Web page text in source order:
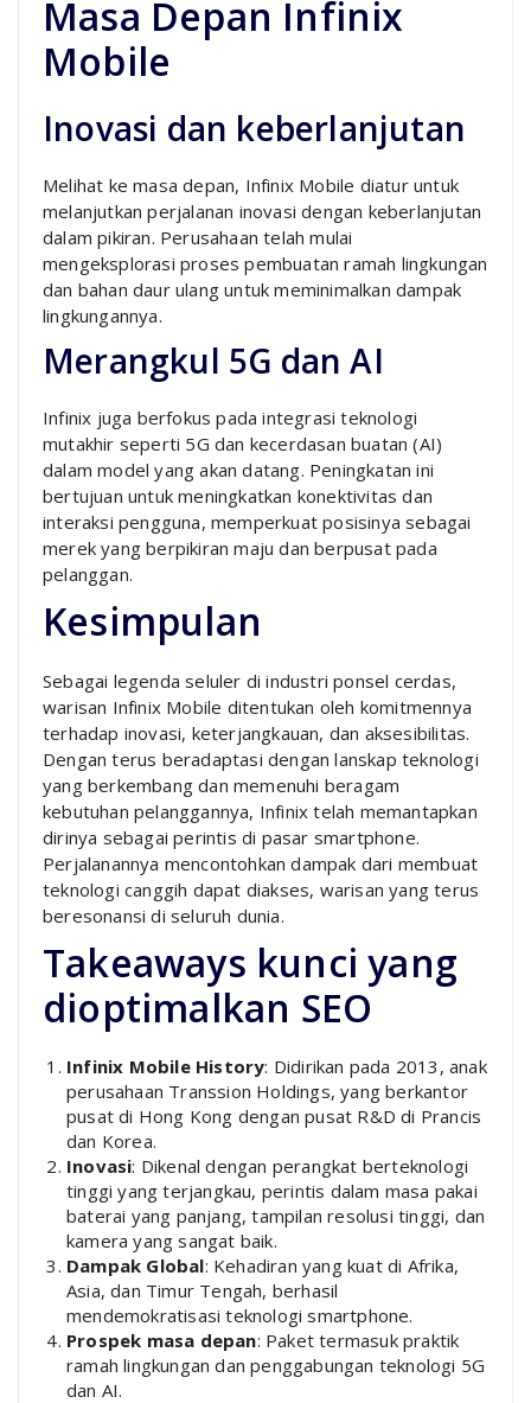
Masa Depan Infinix
Mobile
Inovasi dan keberlanjutan
Melihat ke masa depan, Infinix Mobile diatur untuk
melanjutkan perjalanan inovasi dengan keberlanjutan
dalam pikiran. Perusahaan telah mulai
mengeksplorasi proses pembuatan ramah lingkungan
dan bahan daur ulang untuk meminimalkan dampak
lingkungannya.
Merangkul 5G dan AI
Infinix juga berfokus pada integrasi teknologi
mutakhir seperti 5G dan kecerdasan buatan (AI)
dalam model yang akan datang. Peningkatan ini
bertujuan untuk meningkatkan konektivitas dan
interaksi pengguna, memperkuat posisinya sebagai
merek yang berpikiran maju dan berpusat pada
pelanggan.
Kesimpulan
Sebagai legenda seluler di industri ponsel cerdas,
warisan Infinix Mobile ditentukan oleh komitmennya
terhadap inovasi, keterjangkauan, dan aksesibilitas.
Dengan terus beradaptasi dengan lanskap teknologi
yang berkembang dan memenuhi beragam
kebutuhan pelanggannya, Infinix telah memantapkan
dirinya sebagai perintis di pasar smartphone.
Perjalanannya mencontohkan dampak dari membuat
teknologi canggih dapat diakses, warisan yang terus
beresonansi di seluruh dunia.
Takeaways kunci yang
dioptimalkan SEO
Infinix Mobile History: Didirikan pada 2013, anak
perusahaan Transsion Holdings, yang berkantor
pusat di Hong Kong dengan pusat R&D di Prancis
dan Korea.
Inovasi: Dikenal dengan perangkat berteknologi
tinggi yang terjangkau, perintis dalam masa pakai
baterai yang panjang, tampilan resolusi tinggi, dan
kamera yang sangat baik.
Dampak Global: Kehadiran yang kuat di Afrika,
Asia, dan Timur Tengah, berhasil
mendemokratisasi teknologi smartphone.
Prospek masa depan: Paket termasuk praktik
ramah lingkungan dan penggabungan teknologi 5G
dan AI.